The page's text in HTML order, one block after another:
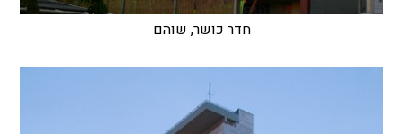
חדר כושר, שוהם